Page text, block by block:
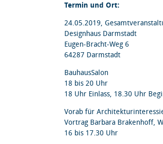
Termin und Ort:
24.05.2019,
Designhaus Darmstadt
Eugen-Bracht-Weg 6
64287 Darmstadt
BauhausSalon
18 bis 20 Uhr
18 Uhr Einlass, 18.30 Uhr
Vorab für
Vortrag Barbara Brakenhoff,
16 bis 17.30 Uhr